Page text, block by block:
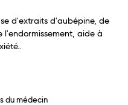
d'extraits d'aubépine, de
l'endormissement, aide à
du médecin